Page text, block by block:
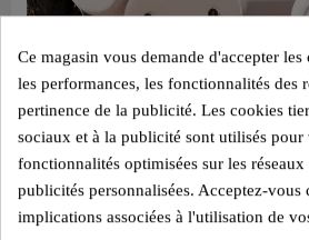
Aperçu rapide
Ce magasin vous demande d'accepter
les performances, les fonctionnalités des
pertinence de la publicité. Les cookies
sociaux et à la publicité sont utilisés
fonctionnalités optimisées sur les
publicités personnalisées. Acceptez-vous
implications associées à l'utilisation de